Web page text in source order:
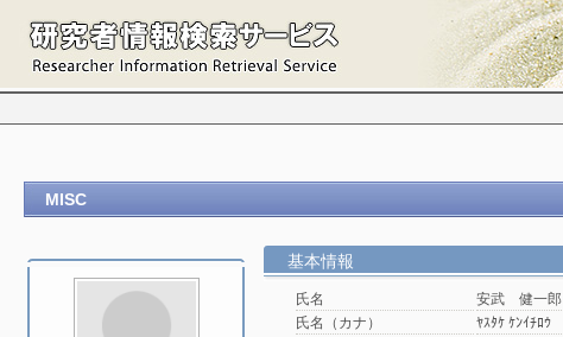
MISC
基本情報
氏名
安武 健一郎
氏名（カナ）
ﾔｽﾀｹ ｹﾝｲﾁﾛｳ